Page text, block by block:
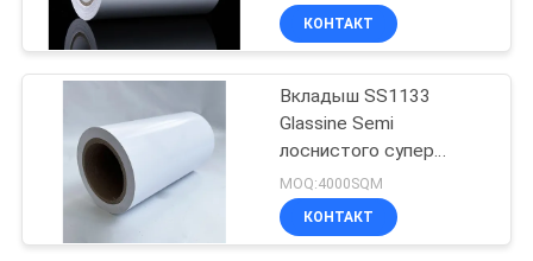
Супер сильный
слипчивый
материал ярлыка
клея
13
материальный
КОНТАКТ
Вкладыш SS1133
Glassine Semi
лоснистого супер
сильного слипчивого
клея 80G белый
MOQ:4000SQM
КОНТАКТ